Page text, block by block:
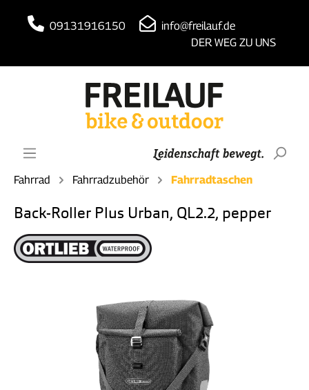
09131916150
info@freilauf.de
DER WEG ZU UNS
Fahrrad Fahrradzubehör Fahrradtaschen
Back-Roller Plus Urban, QL2.2, pepper